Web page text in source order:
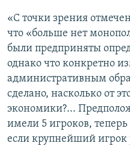
«С точки зрения
что «больше нет
были предприняты
однако что конкретно
административным
сделано, насколько от
экономики?...
имели 5 игроков, теперь
если крупнейший